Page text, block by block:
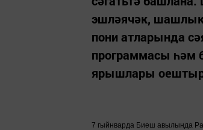
эшләячәк,
пони атларында
программасы һәм
ярышлары
7 гыйнварда Биеш авылында